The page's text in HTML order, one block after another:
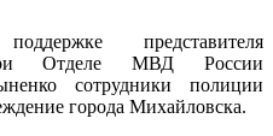
представителя
Отделе МВД России
сотрудники полиции
города Михайловска.